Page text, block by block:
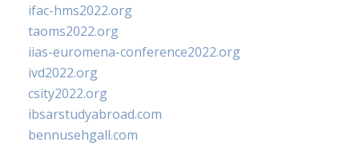
ifac-hms2022.org
taoms2022.org
iias-euromena-conference2022.org
ivd2022.org
csity2022.org
ibsarstudyabroad.com
bennusehgall.com